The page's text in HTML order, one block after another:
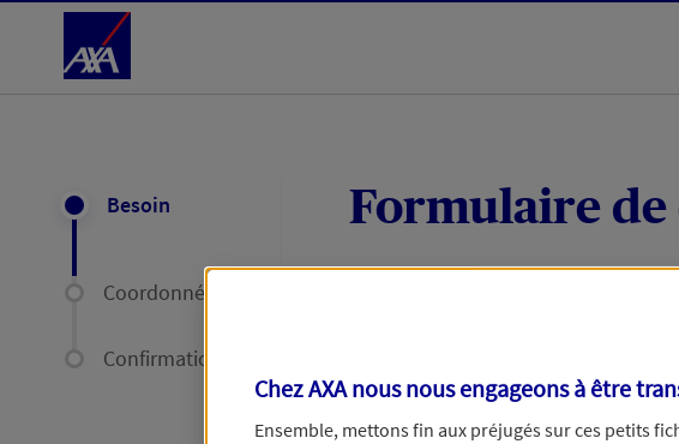
Accéder au Contenu
Besoin
Coordonnées
Confirmation
Formulaire
Votre message :
Chez AXA nous nous engageons à être
Ensemble, mettons fin aux préjugés sur ces petits